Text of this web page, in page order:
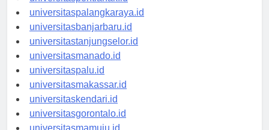
universitaspontianak.id
universitaspalangkaraya.id
universitasbanjarbaru.id
universitastanjungselor.id
universitasmanado.id
universitaspalu.id
universitasmakassar.id
universitaskendari.id
universitasgorontalo.id